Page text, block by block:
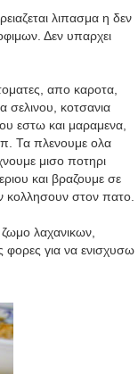
λιπασμα η δεν
Δεν υπαρχει
απο καροτα,
κοτσανια
εστω και μαραμενα,
Τα πλενουμε ολα
μισο ποτηρι
και βραζουμε σε
κολλησουν στον πατο.
λαχανικων,
φορες για να ενισχυσω